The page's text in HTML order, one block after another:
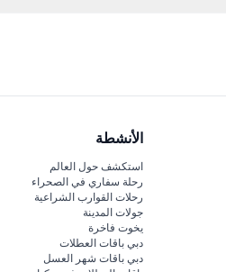
الأنشطة
استكشف حول العالم
رحلة سفاري في الصحراء
رحلات القوارب الشراعية
جولات المدينة
يخوت فاخرة
دبي باقات العطلات
دبي باقات شهر العسل